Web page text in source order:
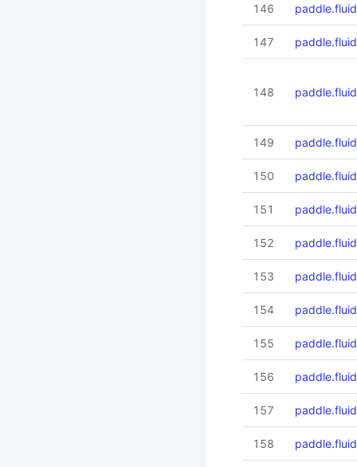
146
147
148
149
150
151
152
153
154
155
156
157
158